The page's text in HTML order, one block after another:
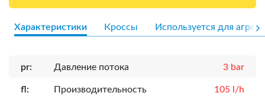
Характеристики Кроссы Используется для
pr: Давление потока 3 bar
fl: Производительность 105 l/h